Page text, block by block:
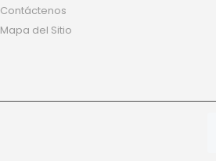
Contáctenos
Mapa del Sitio